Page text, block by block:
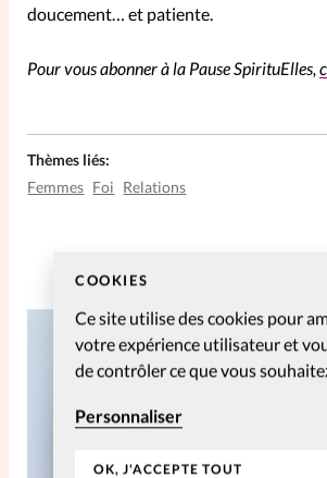
COOKIES
Ce site utilise des cookies pour
votre expérience utilisateur et
de contrôler ce que vous
Personnaliser
OK, J'ACCEPTE TOUT
doucement… et patiente.
Pour vous abonner à la Pause SpirituElles,
Thèmes liés:
Femmes Foi Relations